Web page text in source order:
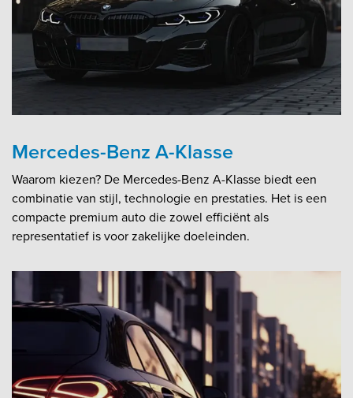
Mercedes-Benz A-Klasse
Waarom kiezen? De Mercedes-Benz A-Klasse biedt een
combinatie van stijl, technologie en prestaties. Het is een
compacte premium auto die zowel efficiënt als
representatief is voor zakelijke doeleinden.